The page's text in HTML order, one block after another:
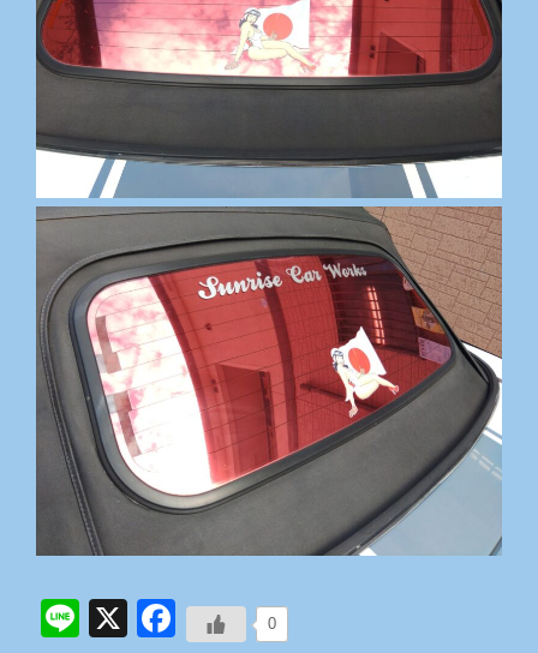
0
Line
X Facebook